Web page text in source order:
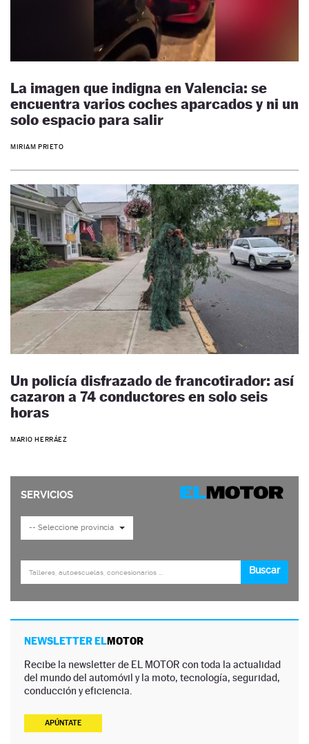
La imagen que indigna en Valencia: se
encuentra varios coches aparcados y ni un
solo espacio para salir
MIRIAM PRIETO
Un policía disfrazado de francotirador: así
cazaron a 74 conductores en solo seis
horas
MARIO HERRÁEZ
NEWSLETTER ELMOTOR
Recibe la newsletter de EL MOTOR con toda la actualidad
del mundo del automóvil y la moto, tecnología, seguridad,
conducción y eficiencia.
APÚNTATE